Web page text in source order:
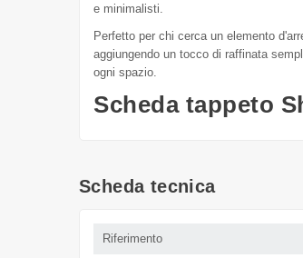
e minimalisti.
Perfetto per chi cerca un elemento
aggiungendo un tocco di raffinata
ogni spazio.
Scheda tappeto
Scheda tecnica
Riferimento